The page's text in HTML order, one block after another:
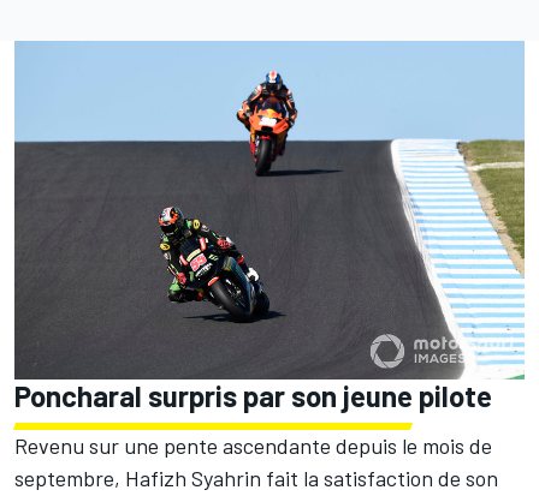
Poncharal surpris par son jeune pilote
Revenu sur une pente ascendante depuis le mois de
septembre, Hafizh Syahrin fait la satisfaction de son